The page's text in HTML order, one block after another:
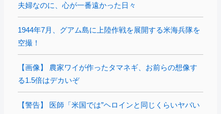
夫婦なのに、心が一番遠かった日々
1944年7月、グアム島に上陸作戦を展開する米海兵隊を
空撮！
【画像】 農家ワイが作ったタマネギ、お前らの想像す
る1.5倍はデカいぞ
【警告】 医師「米国では”ヘロインと同じくらいヤバい